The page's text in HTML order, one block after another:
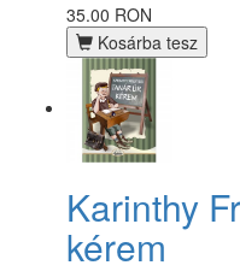
35.00 RON
Kosárba tesz
Karinthy
kérem